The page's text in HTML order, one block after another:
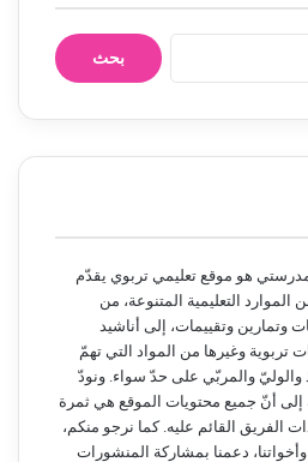
ح
هو موقع تعليمي تربوي يقدّم
الموارد التعليمية المتنوعة، من
وتمارين وتقييمات، إلى أناشيد
تربوية وغيرها من المواد التي تهمّ
والوليّ والمربّي على حدّ سواء. ونودّ
إلى أنّ جميع محتويات الموقع هي ثمرة
الفريق القائم عليه. كما نرجو منكم،
وأخواتنا، دعمنا بمشاركة المنشورات